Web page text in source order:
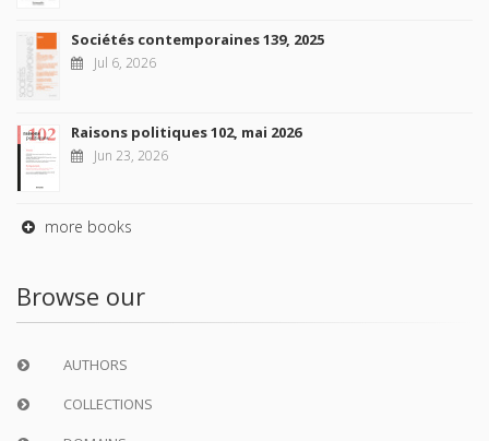
Sociétés contemporaines 139, 2025
Jul 6, 2026
Raisons politiques 102, mai 2026
Jun 23, 2026
more books
Browse our
AUTHORS
COLLECTIONS